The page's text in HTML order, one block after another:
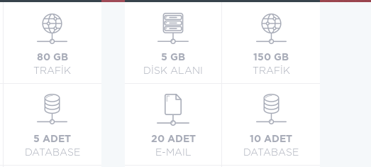
80 GB
TRAFİK
5 ADET
DATABASE
5 GB
DİSK ALANI
150 GB
TRAFİK
20 ADET
E-MAIL
10 ADET
DATABASE